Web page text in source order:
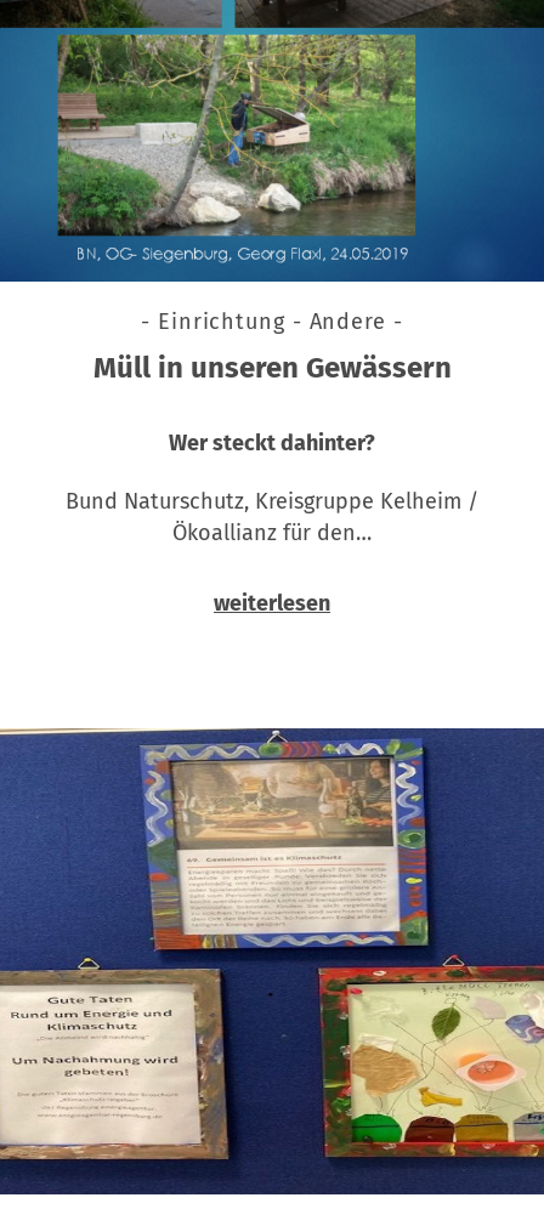
- Einrichtung - Andere -
Müll in unseren Gewässern
Wer steckt dahinter?
Bund Naturschutz, Kreisgruppe Kelheim /
Ökoallianz für den…
weiterlesen